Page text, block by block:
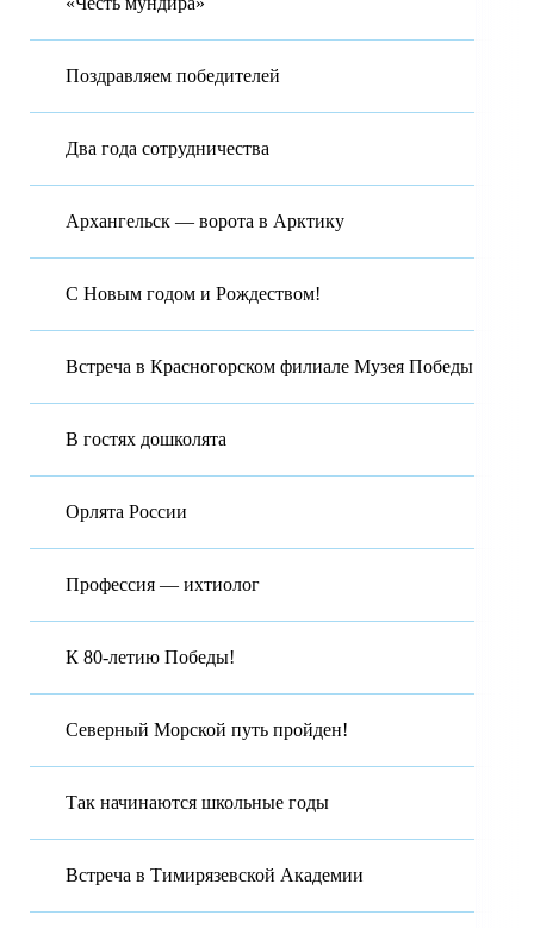
Поздравляем победителей
Два года сотрудничества
Архангельск — ворота в Арктику
С Новым годом и Рождеством!
Встреча в Красногорском филиале Музея Победы
В гостях дошколята
Орлята России
Профессия — ихтиолог
К 80-летию Победы!
Северный Морской путь пройден!
Так начинаются школьные годы
Встреча в Тимирязевской Академии